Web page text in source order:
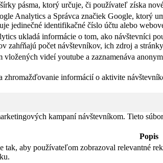
pásma, ktorý určuje, či používateľ získa
Analytics a Správca značiek Google, ktorý
jedinečné identifikačné číslo účtu alebo
ukladá informácie o tom, ako návštevníci
počet návštevníkov, ich zdroj a
videí youtube a zaznamenáva
zhromažďovanie informácií o aktivite
kampaní návštevníkom. Tieto
Popis
tak, aby používateľom zobrazoval relevantné